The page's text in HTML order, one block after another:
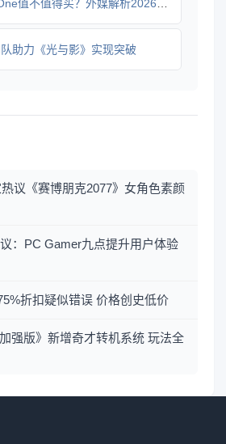
值不值得买？外媒解析2026购买价值
助力《光与影》实现突破
议《赛博朋克2077》女角色素颜
：PC Gamer九点提升用户体验
折扣疑似错误 价格创史低价
强版》新增奇才转机系统 玩法全